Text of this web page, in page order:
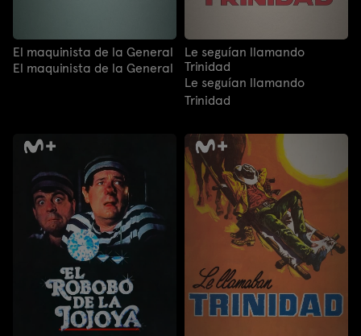
El maquinista de la General
El maquinista de la General
Le seguían llamando
Trinidad
Le seguían llamando
Trinidad